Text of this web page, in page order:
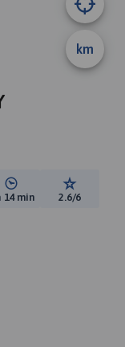
km
Średni czas potrzebny
14 min Ocena
2.6/6